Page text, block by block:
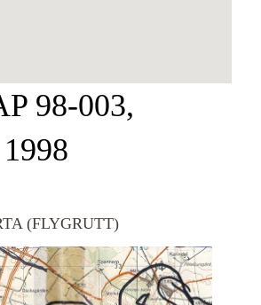
98-003,
(FLYGRUTT)